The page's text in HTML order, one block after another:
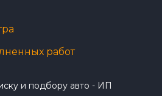
работ
и подбору авто - ИП